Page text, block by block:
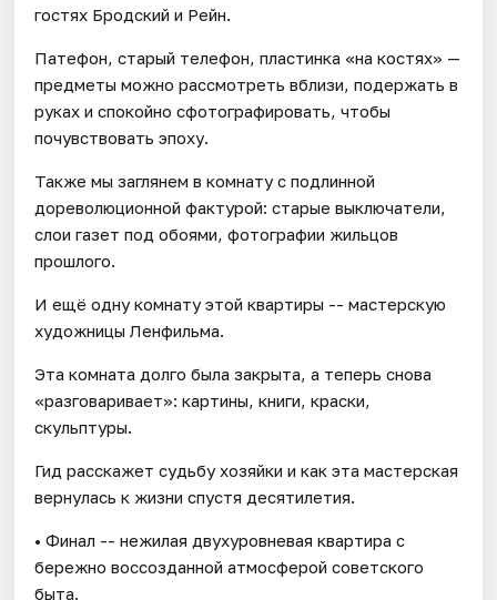
гостях Бродский и Рейн.
Патефон, старый телефон, пластинка «на костях» —
предметы можно рассмотреть вблизи, подержать в
руках и спокойно сфотографировать, чтобы
почувствовать эпоху.
Также мы заглянем в комнату с подлинной
дореволюционной фактурой: старые выключатели,
слои газет под обоями, фотографии жильцов
прошлого.
И ещё одну комнату этой квартиры -- мастерскую
художницы Ленфильма.
Эта комната долго была закрыта, а теперь снова
«разговаривает»: картины, книги, краски,
скульптуры.
Гид расскажет судьбу хозяйки и как эта мастерская
вернулась к жизни спустя десятилетия.
• Финал -- нежилая двухуровневая квартира с
бережно воссозданной атмосферой советского
быта.